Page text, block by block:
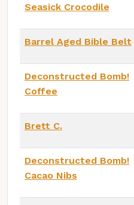
Seasick Crocodile
Barrel Aged Bible Belt
Deconstructed Bomb!
Coffee
Brett C.
Deconstructed Bomb!
Cacao Nibs